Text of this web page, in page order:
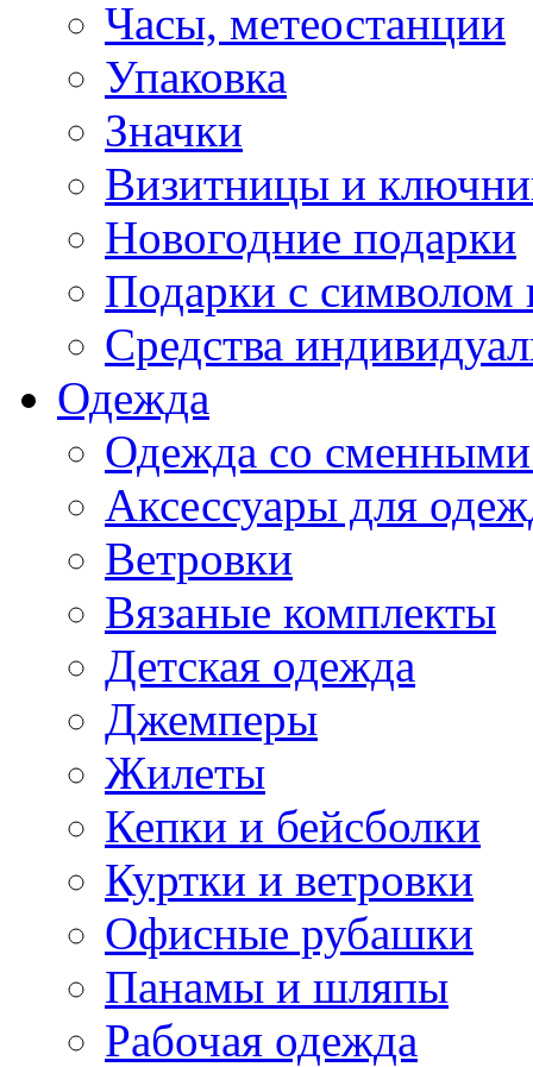
Часы, метеостанции
Упаковка
Значки
Визитницы и
Новогодние подарки
Подарки с символом
Средства
Одежда
Одежда со сменными
Аксессуары для
Ветровки
Вязаные комплекты
Детская одежда
Джемперы
Жилеты
Кепки и бейсболки
Куртки и ветровки
Офисные рубашки
Панамы и шляпы
Рабочая одежда